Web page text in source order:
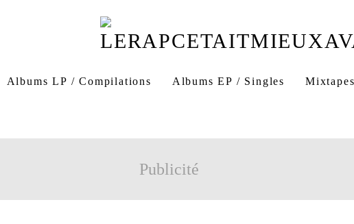
Albums LP / Compilations Albums EP / Singles Mixtapes
Publicité